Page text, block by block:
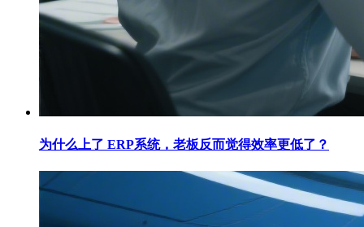
为什么上了 ERP系统，老板反而觉得效率更低了？